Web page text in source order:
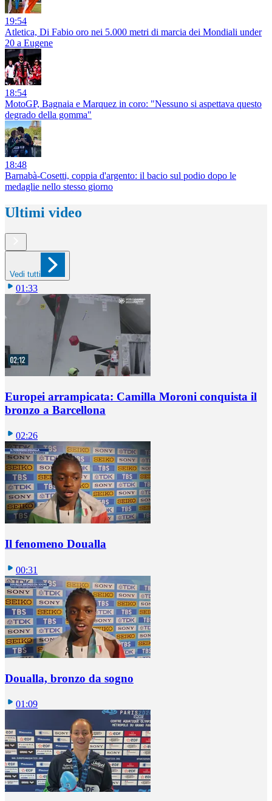
19:54
Atletica, Di Fabio oro nei 5.000 metri di marcia dei Mondiali under
20 a Eugene
18:54
MotoGP, Bagnaia e Marquez in coro: "Nessuno si aspettava questo
degrado della gomma"
18:48
Barnabà-Cosetti, coppia d'argento: il bacio sul podio dopo le
medaglie nello stesso giorno
Ultimi video
Vedi tutti
01:33
Europei arrampicata: Camilla Moroni conquista il
bronzo a Barcellona
02:26
Il fenomeno Doualla
00:31
Doualla, bronzo da sogno
01:09